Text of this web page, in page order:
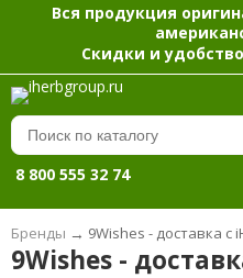
Вся продукция
Скидки и
8 800 555 32 74
Бренды → 9Wishes - доставка с
9Wishes -